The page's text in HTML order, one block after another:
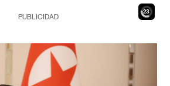
21
PUBLICIDAD